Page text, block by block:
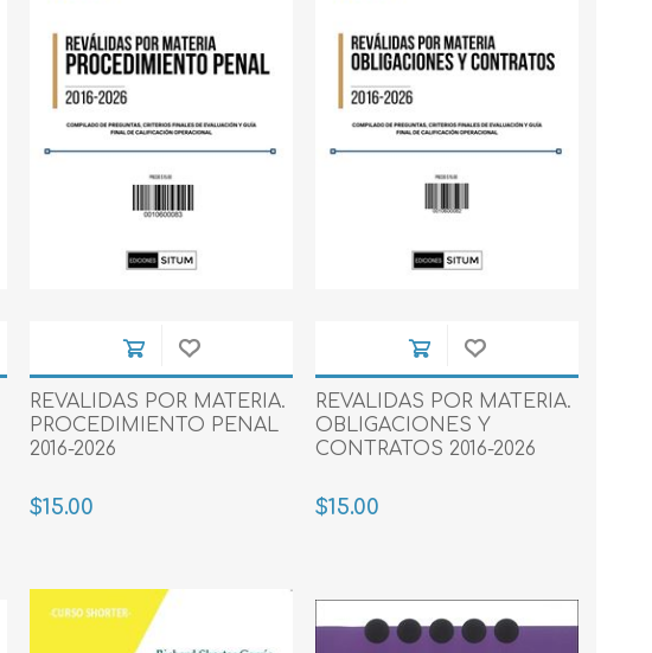
REVALIDAS POR MATERIA.
PROCEDIMIENTO PENAL
2016-2026
$15.00
REVALIDAS POR MATERIA.
OBLIGACIONES Y
CONTRATOS 2016-2026
$15.00